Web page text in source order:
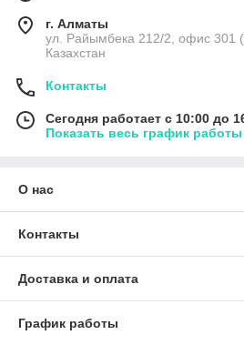
г. Алматы
ул. Райымбека 212/2, офис 301
Казахстан
Контакты
Сегодня работает с 10:00 до
Показать весь график работы
О нас
Контакты
Доставка и оплата
График работы